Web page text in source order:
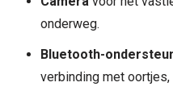
onderweg.
Bluetooth-
verbinding met